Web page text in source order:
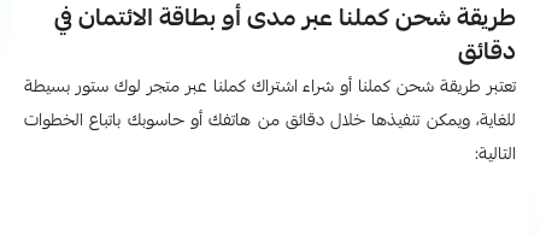
طريقة شحن كملنا عبر مدى أو بطاقة الائتمان في
دقائق
تعتبر طريقة شحن كملنا أو شراء اشتراك كملنا عبر متجر لوك ستور بسيطة
للغاية، ويمكن تنفيذها خلال دقائق من هاتفك أو حاسوبك باتباع الخطوات
التالية: